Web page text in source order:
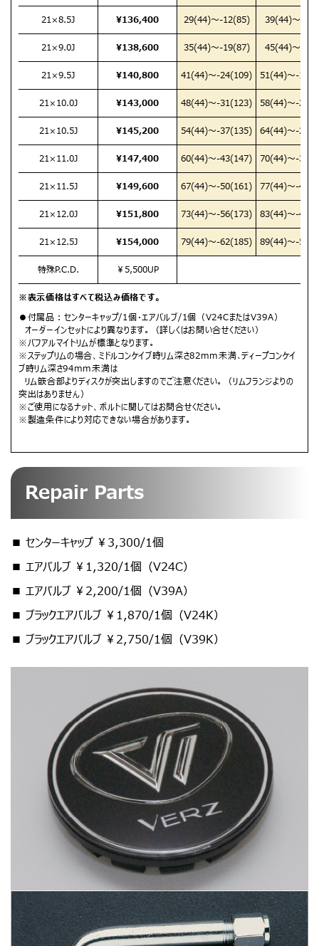
21×8.5J ¥136,400 29(44)～-12(85) 39(44)～-
21×9.0J ¥138,600 35(44)～-19(87) 45(44)～-
21×9.5J ¥140,800 41(44)～-24(109) 51(44)～-
21×10.0J ¥143,000 48(44)～-31(123) 58(44)～-
21×10.5J ¥145,200 54(44)～-37(135) 64(44)～-
21×11.0J ¥147,400 60(44)～-43(147) 70(44)～-
21×11.5J ¥149,600 67(44)～-50(161) 77(44)～-
21×12.0J ¥151,800 73(44)～-56(173) 83(44)～-
21×12.5J ¥154,000 79(44)～-62(185) 89(44)～-
特殊P.C.D. ￥5,500UP
※表示価格はすべて税込み価格です。
●付属品：センターキャップ/1個・エアバルブ/1個（V24CまたはV39A）
オーダーインセットにより異なります。（詳しくはお問い合せください）
※バフアルマイトリムが標準となります。
※ステップリムの場合、ミドルコンケイブ時リム深さ82mm未満､ディープコンケイ
ブ時リム深さ94mm未満は
リム篏合部よりディスクが突出しますのでご注意ください。（リムフランジよりの
突出はありません）
※ご使用になるナット、ボルトに関してはお問合せください。
※製造条件により対応できない場合があります。
Repair Parts
■ センターキャップ ￥3,300/1個
■ エアバルブ ￥1,320/1個（V24C）
■ エアバルブ ￥2,200/1個（V39A）
■ ブラックエアバルブ ￥1,870/1個（V24K）
■ ブラックエアバルブ ￥2,750/1個（V39K）